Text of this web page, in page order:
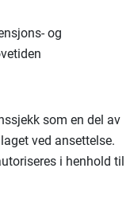
og
som en del av
ved ansettelse.
i henhold til